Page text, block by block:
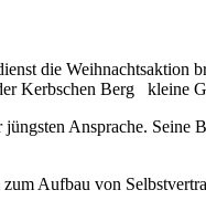
die
Kerbschen Berg kleine
Ansprache. Seine
Aufbau von